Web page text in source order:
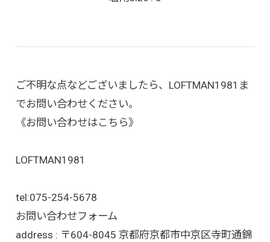
ご不明な点などございましたら、LOFTMAN1981ま
でお問い合わせください。
《お問い合わせはこちら》
LOFTMAN1981
tel:075-254-5678
お問い合わせフォーム
address : 〒604-8045 京都府京都市中京区寺町通錦